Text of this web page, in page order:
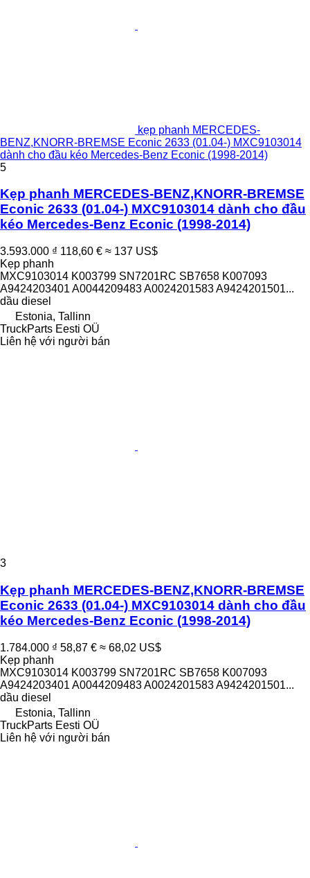
kẹp phanh MERCEDES-
BENZ,KNORR-BREMSE Econic 2633 (01.04-) MXC9103014
dành cho đầu kéo Mercedes-Benz Econic (1998-2014)
5
Kẹp phanh MERCEDES-BENZ,KNORR-BREMSE
Econic 2633 (01.04-) MXC9103014 dành cho đầu
kéo Mercedes-Benz Econic (1998-2014)
3.593.000 ₫ 118,60 € ≈ 137 US$
Kẹp phanh
MXC9103014 K003799 SN7201RC SB7658 K007093
A9424203401 A0044209483 A0024201583 A9424201501...
dầu diesel
Estonia, Tallinn
TruckParts Eesti OÜ
Liên hệ với người bán
3
Kẹp phanh MERCEDES-BENZ,KNORR-BREMSE
Econic 2633 (01.04-) MXC9103014 dành cho đầu
kéo Mercedes-Benz Econic (1998-2014)
1.784.000 ₫ 58,87 € ≈ 68,02 US$
Kẹp phanh
MXC9103014 K003799 SN7201RC SB7658 K007093
A9424203401 A0044209483 A0024201583 A9424201501...
dầu diesel
Estonia, Tallinn
TruckParts Eesti OÜ
Liên hệ với người bán